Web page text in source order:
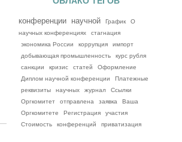
конференции научной График
О
научных конференциях
стагнация
экономика России
коррупция
импорт
добывающая промышленность
курс рубля
санкции
кризис статей
Оформление
Диплом научной конференции
Платежные
реквизиты
научных журнал
Ссылки
Оргкомитет
отправлена заявка
Ваша
Оргкомитете
Регистрация
участия
Стоимость
конференций приватизация